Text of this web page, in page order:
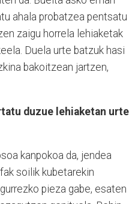
ahala probatzea pentsatu
zaigu horrela lehiaketak
Duela urte batzuk hasi
bakoitzean jartzen,
duzue lehiaketan urte
kanpokoa da, jendea
soilik kubetarekin
pieza gabe, esaten